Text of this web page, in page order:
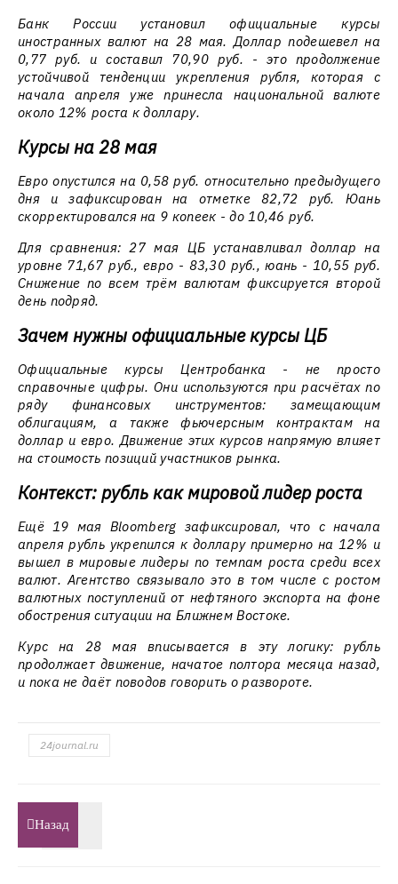
Банк России установил официальные курсы
иностранных валют на 28 мая. Доллар подешевел на
0,77 руб. и составил 70,90 руб. - это продолжение
устойчивой тенденции укрепления рубля, которая с
начала апреля уже принесла национальной валюте
около 12% роста к доллару.
Курсы на 28 мая
Евро опустился на 0,58 руб. относительно предыдущего
дня и зафиксирован на отметке 82,72 руб. Юань
скорректировался на 9 копеек - до 10,46 руб.
Для сравнения: 27 мая ЦБ устанавливал доллар на
уровне 71,67 руб., евро - 83,30 руб., юань - 10,55 руб.
Снижение по всем трём валютам фиксируется второй
день подряд.
Зачем нужны официальные курсы ЦБ
Официальные курсы Центробанка - не просто
справочные цифры. Они используются при расчётах по
ряду финансовых инструментов: замещающим
облигациям, а также фьючерсным контрактам на
доллар и евро. Движение этих курсов напрямую влияет
на стоимость позиций участников рынка.
Контекст: рубль как мировой лидер роста
Ещё 19 мая Bloomberg зафиксировал, что с начала
апреля рубль укрепился к доллару примерно на 12% и
вышел в мировые лидеры по темпам роста среди всех
валют. Агентство связывало это в том числе с ростом
валютных поступлений от нефтяного экспорта на фоне
обострения ситуации на Ближнем Востоке.
Курс на 28 мая вписывается в эту логику: рубль
продолжает движение, начатое полтора месяца назад,
и пока не даёт поводов говорить о развороте.
24journal.ru
Назад